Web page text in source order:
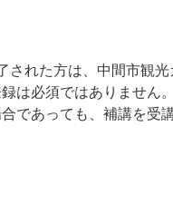
れた方は、中間市観光
は必須ではありません
であっても、補講を受